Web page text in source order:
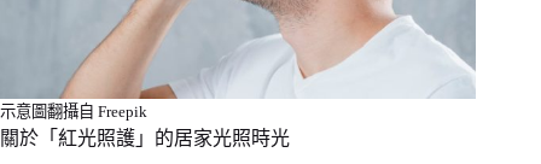
示意圖翻攝自 Freepik
關於「紅光照護」的居家光照時光